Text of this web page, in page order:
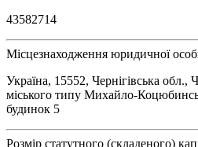
43582714
Місцезнаходження юридичної
Україна, 15552, Чернігівська обл.,
міського типу Михайло-
будинок 5
Розмір статутного (складеного)